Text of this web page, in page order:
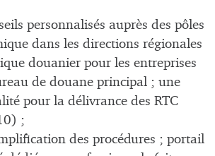
personnalisés auprès des pôles
dans les directions régionales
douanier pour les entreprises
de douane principal ; une
pour la délivrance des RTC
;
des procédures ; portail